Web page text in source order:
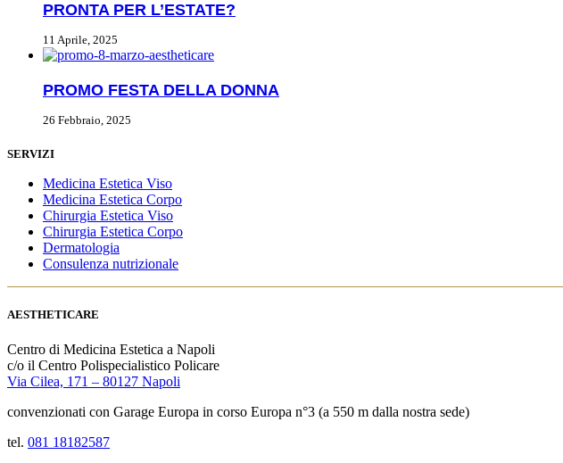
PRONTA PER L’ESTATE?
11 Aprile, 2025
PROMO FESTA DELLA DONNA
26 Febbraio, 2025
SERVIZI
Medicina Estetica Viso
Medicina Estetica Corpo
Chirurgia Estetica Viso
Chirurgia Estetica Corpo
Dermatologia
Consulenza nutrizionale
AESTHETICARE
Centro di Medicina Estetica a Napoli
c/o il Centro Polispecialistico Policare
Via Cilea, 171 – 80127 Napoli
convenzionati con Garage Europa in corso Europa n°3 (a 550 m dalla nostra sede)
tel. 081 18182587